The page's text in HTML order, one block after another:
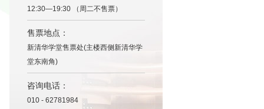
12:30—19:30 （周二不售票）
售票地点：
新清华学堂售票处(主楼西侧新清华学
堂东南角)
咨询电话：
010 - 62781984